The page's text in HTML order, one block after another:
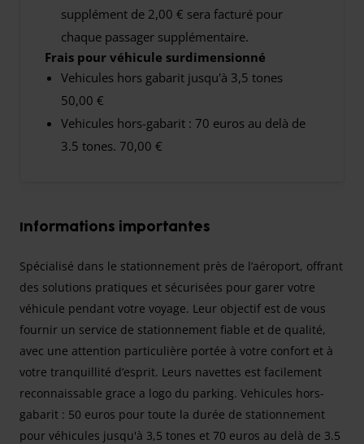
supplément de 2,00 € sera facturé pour
chaque passager supplémentaire.
Frais pour véhicule surdimensionné
Vehicules hors gabarit jusqu'à 3,5 tones
50,00 €
Vehicules hors-gabarit : 70 euros au delà de
3.5 tones. 70,00 €
Informations importantes
Spécialisé dans le stationnement près de l’aéroport, offrant
des solutions pratiques et sécurisées pour garer votre
véhicule pendant votre voyage. Leur objectif est de vous
fournir un service de stationnement fiable et de qualité,
avec une attention particulière portée à votre confort et à
votre tranquillité d’esprit. Leurs navettes est facilement
reconnaissable grace a logo du parking. Vehicules hors-
gabarit : 50 euros pour toute la durée de stationnement
pour véhicules jusqu'à 3,5 tones et 70 euros au delà de 3.5